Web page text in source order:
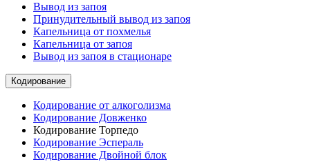
Вывод из запоя
Принудительный вывод из запоя
Капельница от похмелья
Капельница от запоя
Вывод из запоя в стационаре
Кодирование
Кодирование от алкоголизма
Кодирование Довженко
Кодирование Торпедо
Кодирование Эспераль
Кодирование Двойной блок